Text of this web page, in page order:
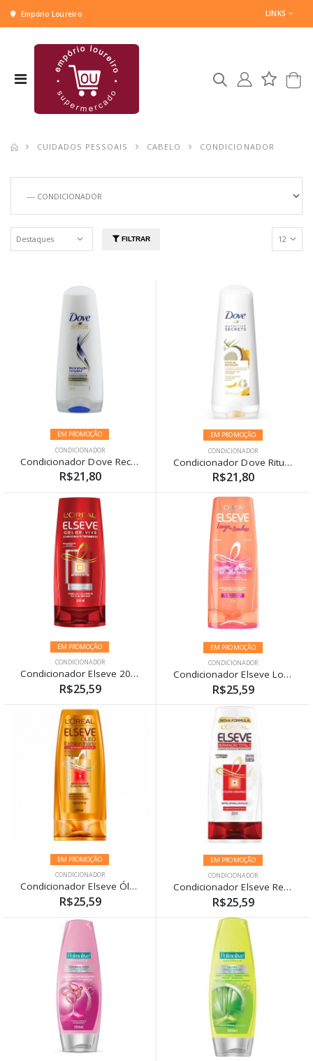
Empório Loureiro LINKS
CUIDADOS PESSOAIS CABELO CONDICIONADOR
FILTRAR
EM PROMOÇÃO
CONDICIONADOR
Condicionador Dove Reconstrução Completa 200ml
R$21,80
EM PROMOÇÃO
CONDICIONADOR
Condicionador Dove Ritual De Reparação 200ml
R$21,80
EM PROMOÇÃO
CONDICIONADOR
Condicionador Elseve 200ml Colorvive
R$25,59
EM PROMOÇÃO
CONDICIONADOR
Condicionador Elseve Longo De Sonhos 200ml
R$25,59
EM PROMOÇÃO
CONDICIONADOR
Condicionador Elseve Óleo Extraordinário Nutrição 200ml
R$25,59
EM PROMOÇÃO
CONDICIONADOR
Condicionador Elseve Reparação Total 5 200ml
R$25,59